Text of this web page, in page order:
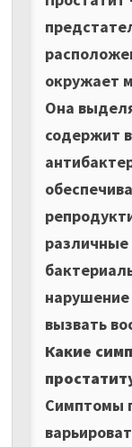
окружает
Она
содержит
вызвать
Какие
Симптомы